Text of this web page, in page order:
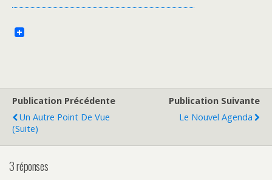
Publication Précédente
Un Autre Point De Vue
(suite)
Publication Suivante
Le Nouvel Agenda
3 réponses